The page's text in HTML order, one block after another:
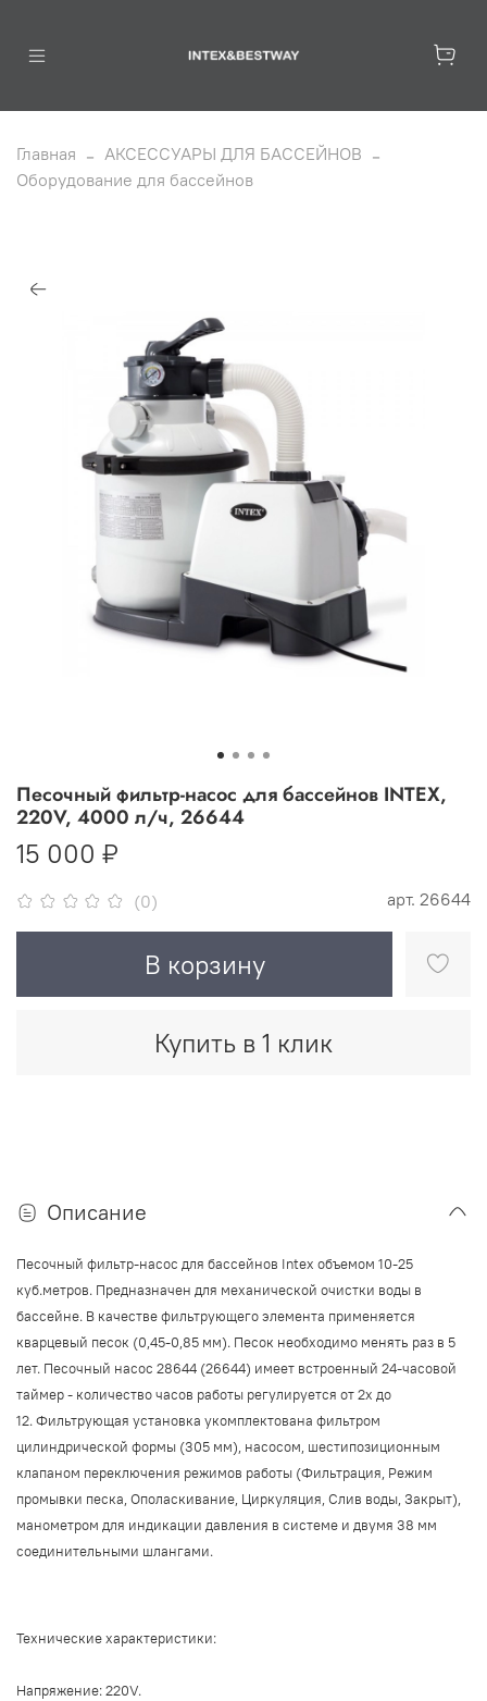
Главная
АКСЕССУАРЫ ДЛЯ БАССЕЙНОВ
Оборудование для бассейнов
(0) арт. 26644
Песочный фильтр-насос для бассейнов INTEX,
220V, 4000 л/ч, 26644
15 000 ₽
В корзину
Купить в 1 клик
Описание
Песочный фильтр-насос для бассейнов Intex объемом 10-25
куб.метров. Предназначен для механической очистки воды в
бассейне. В качестве фильтрующего элемента применяется
кварцевый песок (0,45-0,85 мм). Песок необходимо менять раз в 5
лет. Песочный насос 28644 (26644) имеет встроенный 24-часовой
таймер - количество часов работы регулируется от 2х до
12.Фильтрующая установка укомплектована фильтром
цилиндрической формы (305 мм), насосом, шестипозиционным
клапаном переключения режимов работы (Фильтрация, Режим
промывки песка, Ополаскивание, Циркуляция, Слив воды, Закрыт),
манометром для индикации давления в системе и двумя 38 мм
соединительными шлангами.
Технические характеристики:
Напряжение: 220V.